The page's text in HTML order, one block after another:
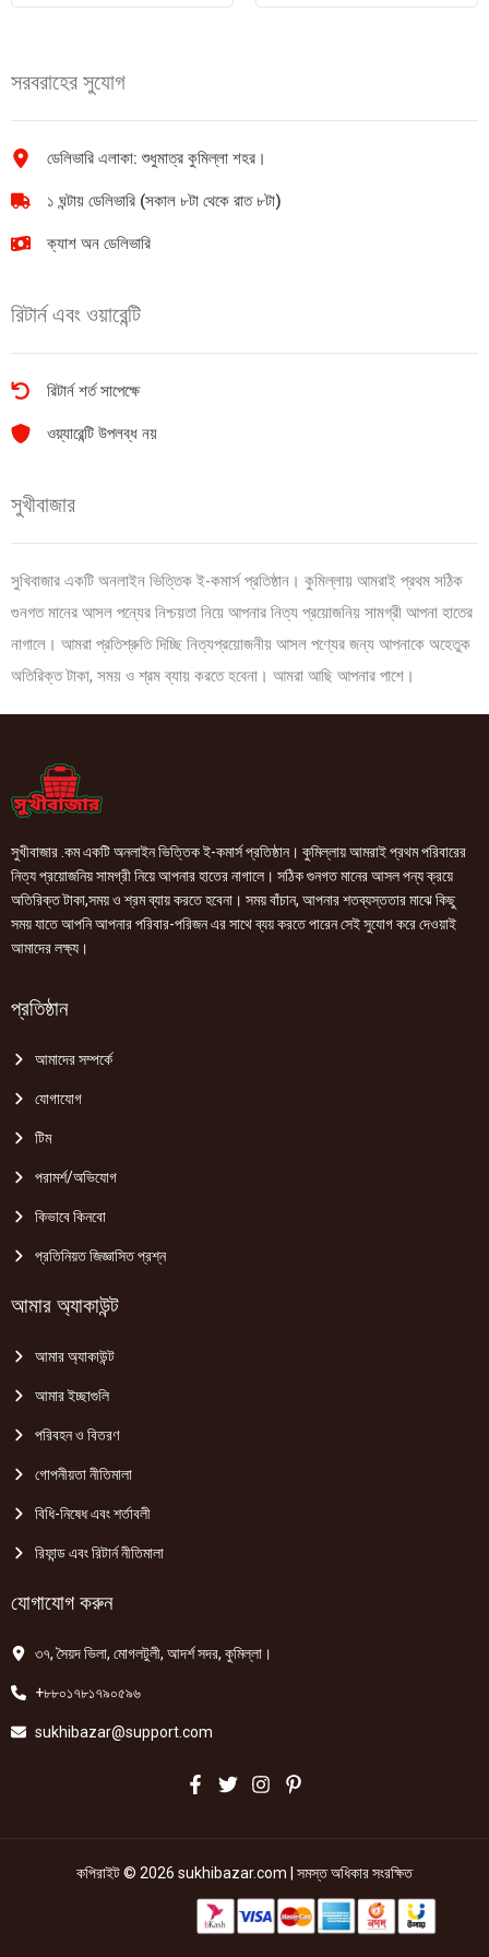
টমেটো
quantity
গোল্ড
সরবরাহের সুযোগ
ডেলিভারি এলাকা: শুধুমাত্র কুমিল্লা শহর।
১ ঘন্টায় ডেলিভারি (সকাল ৮টা থেকে রাত ৮টা)
ক্যাশ অন ডেলিভারি
রিটার্ন এবং ওয়ারেন্টি
রিটার্ন শর্ত সাপেক্ষে
ওয়্যারেন্টি উপলব্ধ নয়
সুখীবাজার
সুখিবাজার একটি অনলাইন ভিত্তিক ই-কমার্স প্রতিষ্ঠান। কুমিল্লায় আমরাই প্রথম সঠিক
গুনগত মানের আসল পন্যের নিশ্চয়তা নিয়ে আপনার নিত্য প্রয়োজনিয় সামগ্রী আপনা হাতের
নাগালে। আমরা প্রতিশ্রুতি দিচ্ছি নিত্যপ্রয়োজনীয় আসল পণ্যের জন্য আপনাকে অহেতুক
অতিরিক্ত টাকা, সময় ও শ্রম ব্যায় করতে হবেনা। আমরা আছি আপনার পাশে।
সুখীবাজার .কম একটি অনলাইন ভিত্তিক ই-কমার্স প্রতিষ্ঠান। কুমিল্লায় আমরাই প্রথম পরিবারের
নিত্য প্রয়োজনিয় সামগ্রী নিয়ে আপনার হাতের নাগালে। সঠিক গুনগত মানের আসল পন্য ক্রয়ে
অতিরিক্ত টাকা,সময় ও শ্রম ব্যায় করতে হবেনা। সময় বাঁচান, আপনার শতব্যস্ততার মাঝে কিছু
সময় যাতে আপনি আপনার পরিবার-পরিজন এর সাথে ব্যয় করতে পারেন সেই সুযোগ করে দেওয়াই
আমাদের লক্ষ্য।
প্রতিষ্ঠান
আমাদের সম্পর্কে
যোগাযোগ
টিম
পরামর্শ/অভিযোগ
কিভাবে কিনবো
প্রতিনিয়ত জিজ্ঞাসিত প্রশ্ন
আমার অ্যাকাউন্ট
আমার অ্যাকাউন্ট
আমার ইচ্ছাগুলি
পরিবহন ও বিতরণ
গোপনীয়তা নীতিমালা
বিধি-নিষেধ এবং শর্তাবলী
রিফান্ড এবং রিটার্ন নীতিমালা
যোগাযোগ করুন
৩৭, সৈয়দ ভিলা, মোগলটুলী, আদর্শ সদর, কুমিল্লা।
+৮৮০১৭৮১৭৯০৫৯৬
sukhibazar@support.com
কপিরাইট © 2026 sukhibazar.com | সমস্ত অধিকার সংরক্ষিত